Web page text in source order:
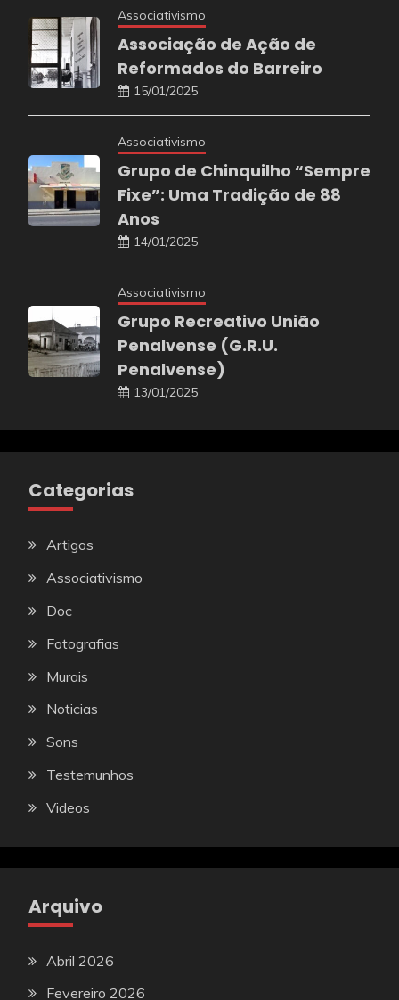
Associativismo
Associação de Ação de
Reformados do Barreiro
15/01/2025
Associativismo
Grupo de Chinquilho “Sempre
Fixe”: Uma Tradição de 88
Anos
14/01/2025
Associativismo
Grupo Recreativo União
Penalvense (G.R.U.
Penalvense)
13/01/2025
Categorias
Artigos
Associativismo
Doc
Fotografias
Murais
Noticias
Sons
Testemunhos
Videos
Arquivo
Abril 2026
Fevereiro 2026